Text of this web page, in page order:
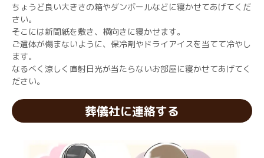
ちょうど良い大きさの箱やダンボールなどに寝かせてあげてくだ
さい。
そこには新聞紙を敷き、横向きに寝かせます。
ご遺体が傷まないように、保冷剤やドライアイスを当てて冷やし
ます。
なるべく涼しく直射日光が当たらないお部屋に寝かせてあげてく
ださい。
葬儀社に連絡する